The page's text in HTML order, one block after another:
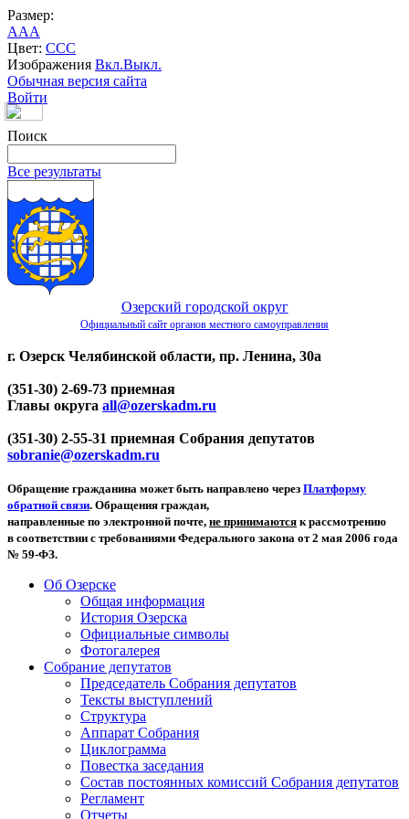
Размер:
AAA
Цвет: CCC
Изображения Вкл.Выкл.
Обычная версия сайта
Войти
Поиск
Все результаты
Озерский городской округ
Официальный сайт органов местного самоуправления
г. Озерск Челябинской области, пр. Ленина, 30а
(351-30) 2-69-73 приемная
Главы округа all@ozerskadm.ru
(351-30) 2-55-31 приемная Собрания депутатов
sobranie@ozerskadm.ru
Обращение гражданина может быть направлено через Платформу
обратной связи. Обращения граждан,
направленные по электронной почте, не принимаются к рассмотрению
в соответствии с требованиями Федерального закона от 2 мая 2006 года
№ 59-ФЗ.
Об Озерске
Общая информация
История Озерска
Официальные символы
Фотогалерея
Собрание депутатов
Председатель Собрания депутатов
Тексты выступлений
Структура
Аппарат Собрания
Циклограмма
Повестка заседания
Состав постоянных комиссий Собрания депутатов
Регламент
Отчеты